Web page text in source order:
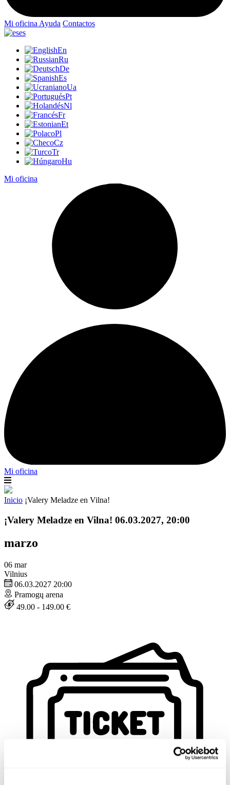
Mi oficina Ayuda Contactos
es
En
Ru
De
Es
Ua
Pt
Nl
Fr
Et
Pl
Cz
Tr
Hu
Mi oficina
Mi oficina
Inicio ¡Valery Meladze en Vilna!
¡Valery Meladze en Vilna! 06.03.2027, 20:00
marzo
06 mar
Vilnius
06.03.2027 20:00
Pramogų arena
49.00 - 149.00 €